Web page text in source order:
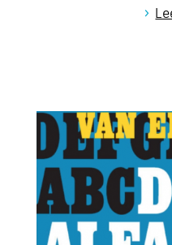
›